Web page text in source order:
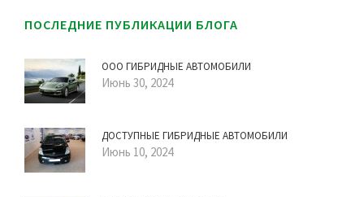
ПОСЛЕДНИЕ ПУБЛИКАЦИИ БЛОГА
ООО ГИБРИДНЫЕ АВТОМОБИЛИ
Июнь 30, 2024
ДОСТУПНЫЕ ГИБРИДНЫЕ АВТОМОБИЛИ
Июнь 10, 2024